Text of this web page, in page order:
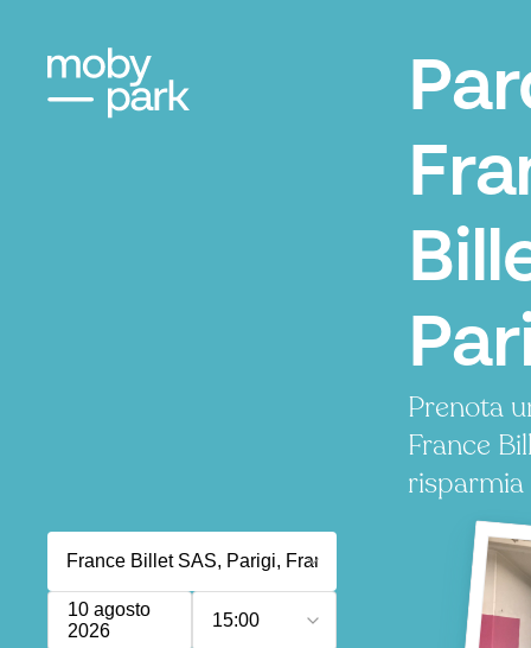
Prenota
France
risparmia
10 agosto
2026
15:00